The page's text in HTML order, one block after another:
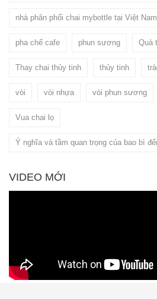
nhà phân phối chai mybottle tại Việt Nam
pha chế cafe phun sương Quà
Thay chai thủy tinh thủy tinh
vòi vòi nhựa vòi phun sương
Vua chai lọ
Ý nghĩa và tầm quan trọng của bao bì
VIDEO MỚI